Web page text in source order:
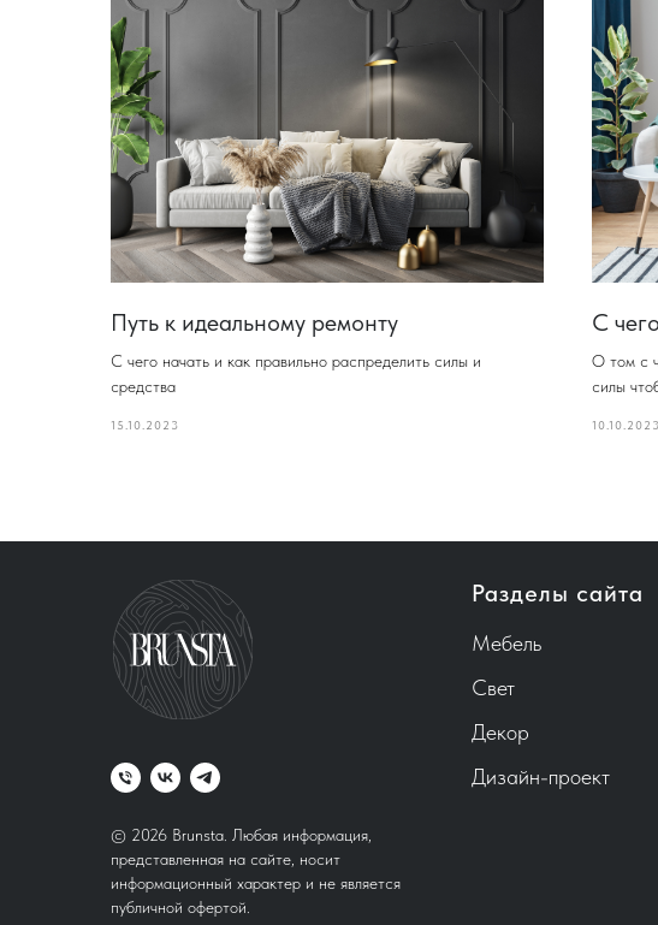
Путь к идеальному ремонту
С чего начать и как правильно распределить силы и
средства
15.10.2023
С
О том с
силы
10.10.2023
© 2026 Brunsta. Любая информация,
представленная на сайте, носит
информационный характер и не является
публичной офертой.
Разделы сайта
Мебель
Свет
Декор
Дизайн-проект